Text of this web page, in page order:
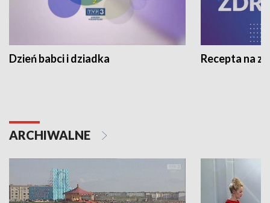
Dzień babci i dziadka Recepta na
ARCHIWALNE